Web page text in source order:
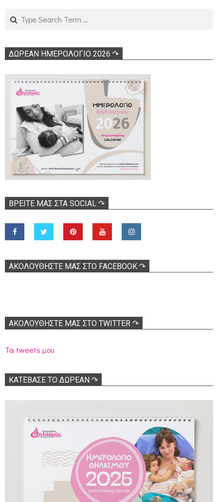
ΔΩΡΕΑΝ ΗΜΕΡΟΛΟΓΙΟ 2026 ↷
ΒΡΕΊΤΕ ΜΑΣ ΣΤΑ SOCIAL ↷
ΑΚΟΛOΥΘΉΣΤΕ ΜΑΣ ΣΤΟ FACEBOOK ↷
ΑΚΟΛΟΥΘΉΣΤΕ ΜΑΣ ΣΤΟ TWITTER ↷
Τα tweets μου
ΚΑΤΕΒΑΣΕ ΤΟ ΔΩΡΕΑΝ ↷